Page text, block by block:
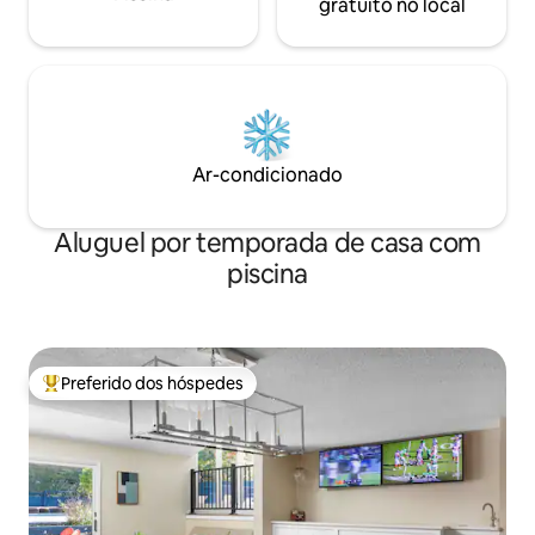
gratuito no local
Ar-condicionado
Aluguel por temporada de casa com
piscina
Entre os melhores preferidos dos hóspedes
Preferido dos hóspedes